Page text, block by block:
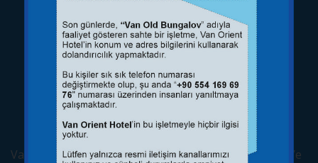
Van Orient Hotel 2022'de Açılan, Amacı Turistik Gezi Ve